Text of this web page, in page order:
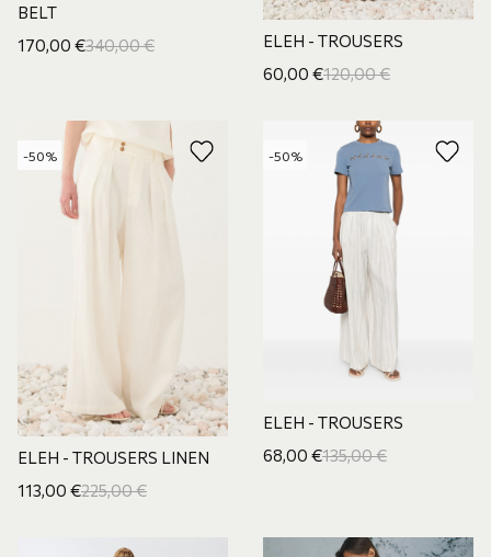
BELT
170,00 €340,00€
ELEH - TROUSERS
60,00 €120,00€
-50%
ELEH - TROUSERS LINEN
113,00 €225,00€
-50%
ELEH - TROUSERS
68,00 €135,00€